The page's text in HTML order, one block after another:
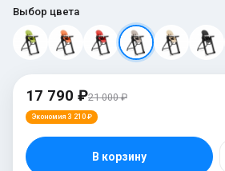
Выбор цвета
17 790 ₽21 000 ₽
Экономия 3 210 ₽
В корзину